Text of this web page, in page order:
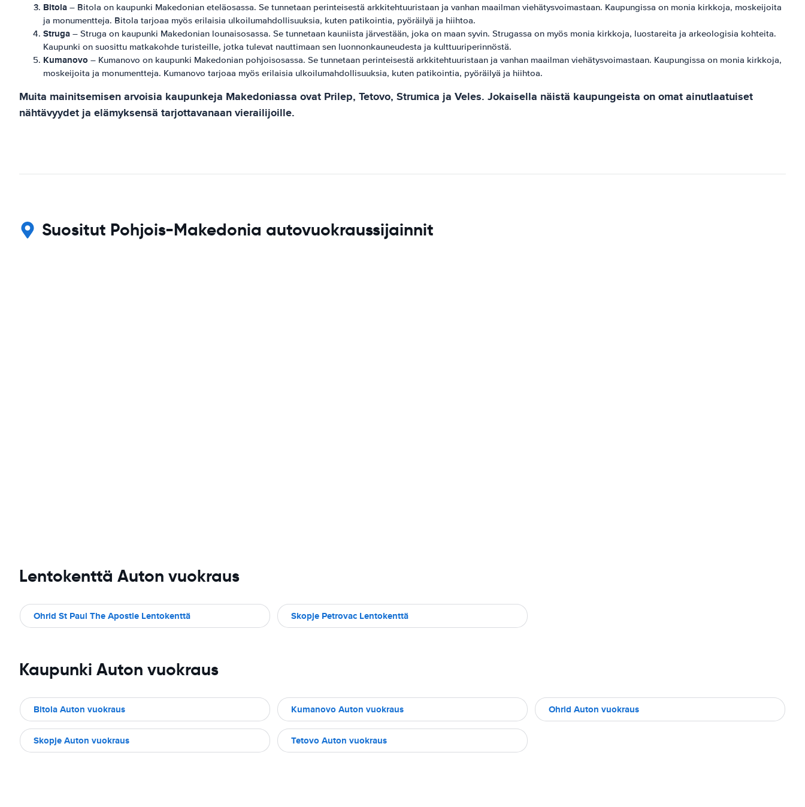
Bitola – Bitola on kaupunki Makedonian eteläosassa. Se tunnetaan perinteisestä arkkitehtuuristaan ​​ja vanhan maailman viehätysvoimastaan. Kaupungissa on monia kirkkoja, moskeijoita
ja monumentteja. Bitola tarjoaa myös erilaisia ​​ulkoilumahdollisuuksia, kuten patikointia, pyöräilyä ja hiihtoa.
Struga – Struga on kaupunki Makedonian lounaisosassa. Se tunnetaan kauniista järvestään, joka on maan syvin. Strugassa on myös monia kirkkoja, luostareita ja arkeologisia kohteita.
Kaupunki on suosittu matkakohde turisteille, jotka tulevat nauttimaan sen luonnonkauneudesta ja kulttuuriperinnöstä.
Kumanovo – Kumanovo on kaupunki Makedonian pohjoisosassa. Se tunnetaan perinteisestä arkkitehtuuristaan ​​ja vanhan maailman viehätysvoimastaan. Kaupungissa on monia kirkkoja,
moskeijoita ja monumentteja. Kumanovo tarjoaa myös erilaisia ​​ulkoilumahdollisuuksia, kuten patikointia, pyöräilyä ja hiihtoa.
Muita mainitsemisen arvoisia kaupunkeja Makedoniassa ovat Prilep, Tetovo, Strumica ja Veles. Jokaisella näistä kaupungeista on omat ainutlaatuiset
nähtävyydet ja elämyksensä tarjottavanaan vierailijoille.
Suositut Pohjois-Makedonia autovuokraussijainnit
Lentokenttä Auton vuokraus
Ohrid St Paul The Apostle Lentokenttä Skopje Petrovac Lentokenttä
Kaupunki Auton vuokraus
Bitola Auton vuokraus Kumanovo Auton vuokraus Ohrid Auton vuokraus
Skopje Auton vuokraus Tetovo Auton vuokraus